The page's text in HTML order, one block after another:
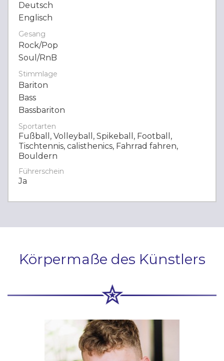
Deutsch
Englisch
Gesang
Rock/Pop
Soul/RnB
Stimmlage
Bariton
Bass
Bassbariton
Sportarten
Fußball, Volleyball, Spikeball, Football,
Tischtennis, calisthenics, Fahrrad fahren,
Bouldern
Führerschein
Ja
Körpermaße des Künstlers